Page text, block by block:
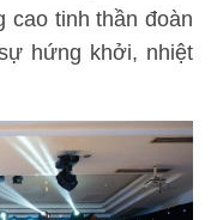
cao tinh thần đoàn
hứng khởi, nhiệt